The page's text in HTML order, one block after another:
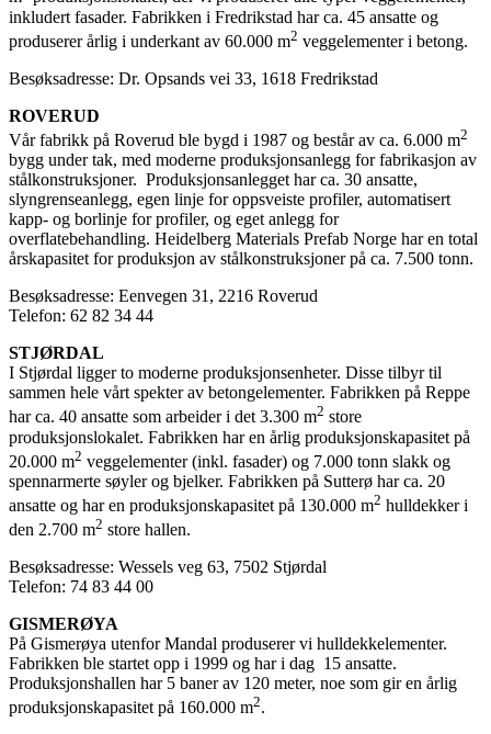
inkludert fasader. Fabrikken i Fredrikstad har ca. 45 ansatte og
produserer årlig i underkant av 60.000 m2 veggelementer i betong.
Besøksadresse: Dr. Opsands vei 33, 1618 Fredrikstad
ROVERUD
Vår fabrikk på Roverud ble bygd i 1987 og består av ca. 6.000 m2
bygg under tak, med moderne produksjonsanlegg for fabrikasjon av
stålkonstruksjoner. Produksjonsanlegget har ca. 30 ansatte,
slyngrenseanlegg, egen linje for oppsveiste profiler, automatisert
kapp- og borlinje for profiler, og eget anlegg for
overflatebehandling. Heidelberg Materials Prefab Norge har en total
årskapasitet for produksjon av stålkonstruksjoner på ca. 7.500 tonn.
Besøksadresse: Eenvegen 31, 2216 Roverud
Telefon: 62 82 34 44
STJØRDAL
I Stjørdal ligger to moderne produksjonsenheter. Disse tilbyr til
sammen hele vårt spekter av betongelementer. Fabrikken på Reppe
har ca. 40 ansatte som arbeider i det 3.300 m2 store
produksjonslokalet. Fabrikken har en årlig produksjonskapasitet på
20.000 m2 veggelementer (inkl. fasader) og 7.000 tonn slakk og
spennarmerte søyler og bjelker. Fabrikken på Sutterø har ca. 20
ansatte og har en produksjonskapasitet på 130.000 m2 hulldekker i
den 2.700 m2 store hallen.
Besøksadresse: Wessels veg 63, 7502 Stjørdal
Telefon: 74 83 44 00
GISMERØYA
På Gismerøya utenfor Mandal produserer vi hulldekkelementer.
Fabrikken ble startet opp i 1999 og har i dag 15 ansatte.
Produksjonshallen har 5 baner av 120 meter, noe som gir en årlig
produksjonskapasitet på 160.000 m2.